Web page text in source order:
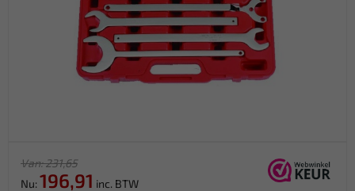
Van: 231,65
Nu: 196,91 inc. BTW